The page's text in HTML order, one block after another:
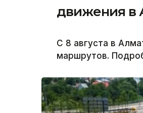
движения в
С 8 августа в
маршрутов.